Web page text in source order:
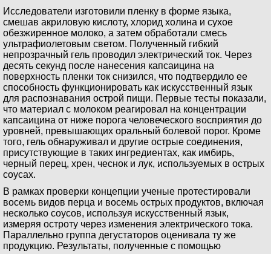
Исследователи изготовили пленку в форме языка,
смешав акриловую кислоту, хлорид холина и сухое
обезжиренное молоко, а затем обработали смесь
ультрафиолетовым светом. Полученный гибкий
непрозрачный гель проводил электрический ток. Через
десять секунд после нанесения капсаицина на
поверхность пленки ток снизился, что подтвердило ее
способность функционировать как искусственный язык
для распознавания острой пищи. Первые тесты показали,
что материал с молоком реагировал на концентрации
капсаицина от ниже порога человеческого восприятия до
уровней, превышающих оральный болевой порог. Кроме
того, гель обнаруживал и другие острые соединения,
присутствующие в таких ингредиентах, как имбирь,
черный перец, хрен, чеснок и лук, используемых в острых
соусах.
В рамках проверки концепции ученые протестировали
восемь видов перца и восемь острых продуктов, включая
несколько соусов, используя искусственный язык,
измеряя остроту через изменения электрического тока.
Параллельно группа дегустаторов оценивала ту же
продукцию. Результаты, полученные с помощью